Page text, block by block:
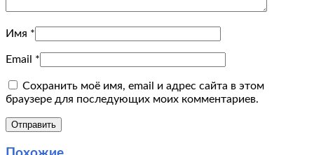
Имя *
Email *
Сохранить моё имя, email и адрес сайта в этом
браузере для последующих моих комментариев.